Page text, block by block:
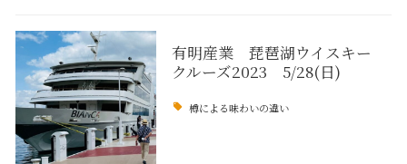
有明産業 琵琶湖ウイスキー
クルーズ2023 5/28(日)
樽による味わいの違い